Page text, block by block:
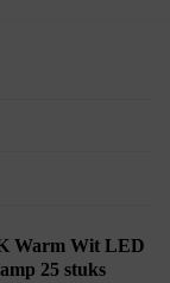
Warm Wit LED
25 stuks